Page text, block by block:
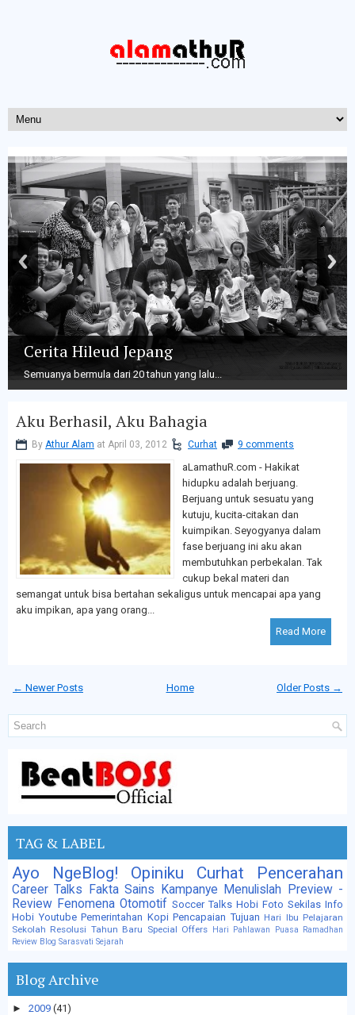
Cerita Hileud Jepang
Semuanya bermula dari 20 tahun yang lalu...
Aku Berhasil, Aku Bahagia
By Athur Alam at April 03, 2012 Curhat 9 comments
aLamathuR.com - Hakikat
hidupku adalah berjuang.
Berjuang untuk sesuatu yang
kutuju, kucita-citakan dan
kuimpikan. Seyogyanya dalam
fase berjuang ini aku akan
membutuhkan perbekalan. Tak
cukup bekal materi dan
semangat untuk bisa bertahan sekaligus untuk mencapai apa yang
aku impikan, apa yang orang...
Read More
← Newer Posts Older Posts →
Home
TAG & LABEL
Ayo NgeBlog!
Opiniku Curhat Pencerahan
Career Talks Fakta Sains Kampanye Menulislah
Preview -
Review Fenomena Otomotif Soccer Talks Hobi Foto Sekilas Info
Hobi Youtube Pemerintahan Kopi Pencapaian Tujuan Hari Ibu Pelajaran
Sekolah Resolusi Tahun Baru Special Offers Hari Pahlawan Puasa Ramadhan
Review Blog Sarasvati Sejarah
Blog Archive
► 2009 (41)